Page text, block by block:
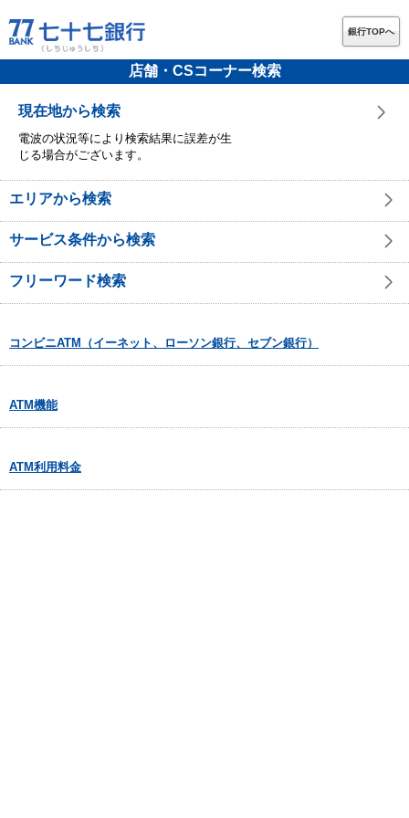
銀行TOPへ
店舗・CSコーナー検索
現在地から検索
電波の状況等により検索結果に誤差が生
じる場合がございます。
エリアから検索
サービス条件から検索
フリーワード検索
コンビニATM（イーネット、ローソン銀行、セブン銀行）
ATM機能
ATM利用料金